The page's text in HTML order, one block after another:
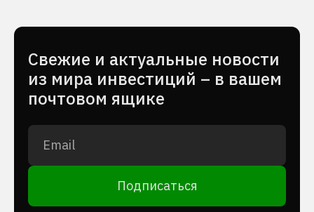
Cвежие и актуальные новости
из мира инвестиций – в вашем
почтовом ящике
Подписаться